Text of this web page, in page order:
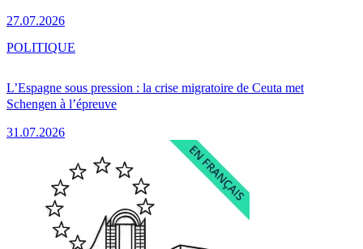
27.07.2026
L’Espagne sous pression : la crise migratoire de Ceuta met
Schengen à l’épreuve
31.07.2026
POLITIQUE